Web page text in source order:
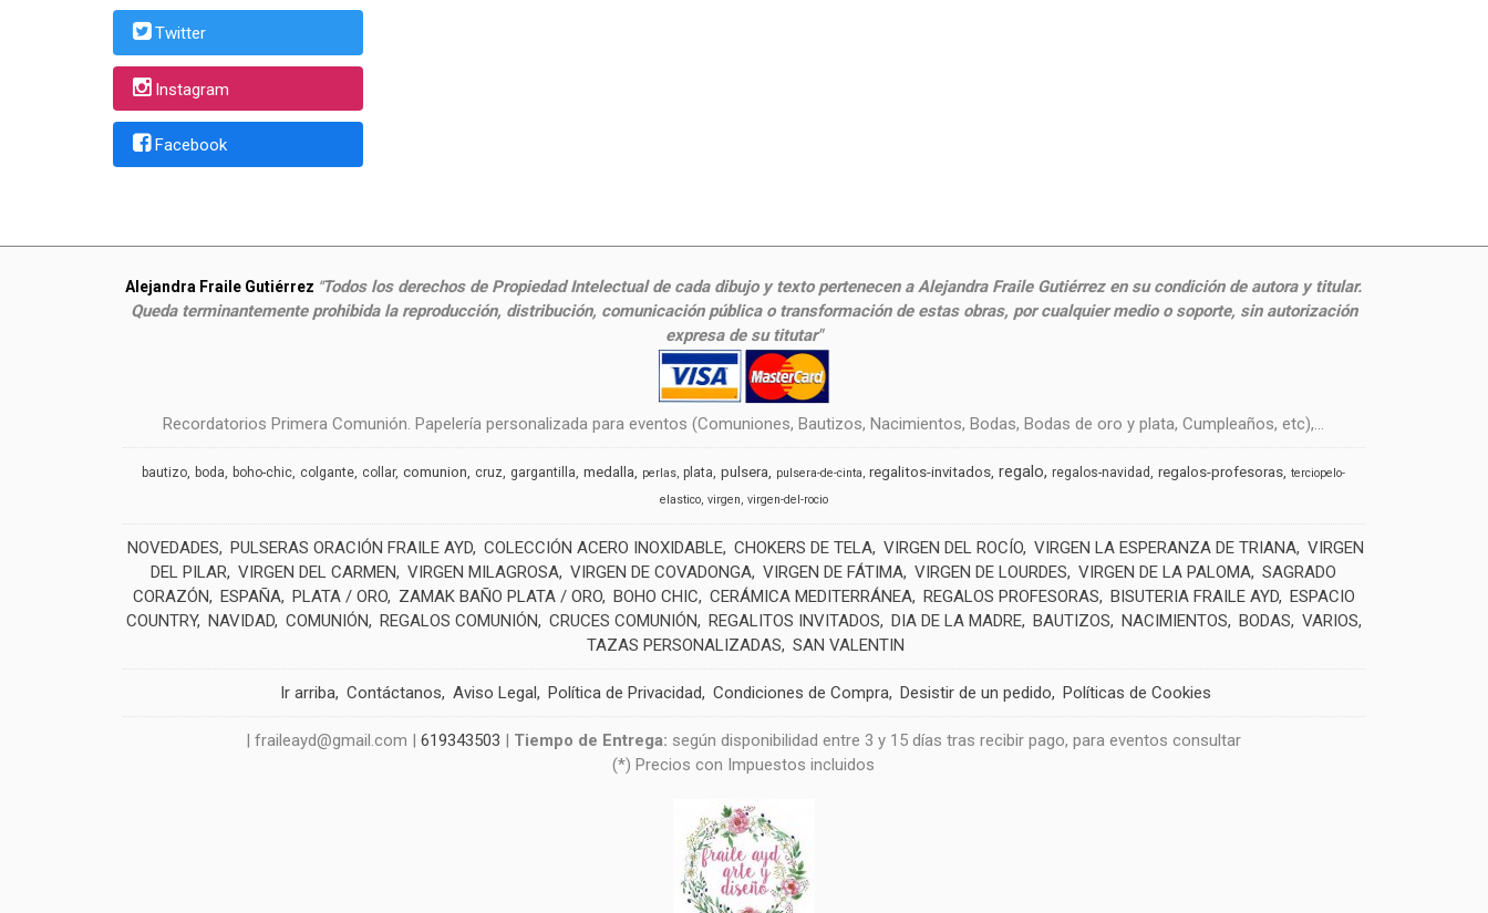
Twitter
Instagram
Facebook
Alejandra Fraile Gutiérrez "Todos los derechos de Propiedad Intelectual de cada dibujo y texto pertenecen a Alejandra Fraile Gutiérrez en su condición de autora y titular.
Queda terminantemente prohibida la reproducción, distribución, comunicación pública o transformación de estas obras, por cualquier medio o soporte, sin autorización
expresa de su titutar"
Recordatorios Primera Comunión. Papelería personalizada para eventos (Comuniones, Bautizos, Nacimientos, Bodas, Bodas de oro y plata, Cumpleaños, etc),...
bautizo boda boho-chic colgante collar comunion cruz gargantilla medalla perlas plata pulsera pulsera-de-cinta regalitos-invitados regalo regalos-navidad regalos-profesoras terciopelo-
elastico virgen virgen-del-rocio
NOVEDADES PULSERAS ORACIÓN FRAILE AYD COLECCIÓN ACERO INOXIDABLE CHOKERS DE TELA VIRGEN DEL ROCÍO VIRGEN LA ESPERANZA DE TRIANA VIRGEN
DEL PILAR VIRGEN DEL CARMEN VIRGEN MILAGROSA VIRGEN DE COVADONGA VIRGEN DE FÁTIMA VIRGEN DE LOURDES VIRGEN DE LA PALOMA SAGRADO
CORAZÓN
ESPAÑA PLATA / ORO ZAMAK BAÑO PLATA / ORO BOHO CHIC CERÁMICA MEDITERRÁNEA REGALOS PROFESORAS BISUTERIA FRAILE AYD ESPACIO
COUNTRY NAVIDAD COMUNIÓN REGALOS COMUNIÓN CRUCES COMUNIÓN REGALITOS INVITADOS DIA DE LA MADRE BAUTIZOS NACIMIENTOS BODAS
VARIOS
TAZAS PERSONALIZADAS
SAN VALENTIN
Ir arriba Contáctanos Aviso Legal Política de Privacidad Condiciones de Compra Desistir de un pedido Políticas de Cookies
| fraileayd@gmail.com |619343503 | Tiempo de Entrega: según disponibilidad entre 3 y 15 días tras recibir pago, para eventos consultar
(*) Precios con Impuestos incluidos